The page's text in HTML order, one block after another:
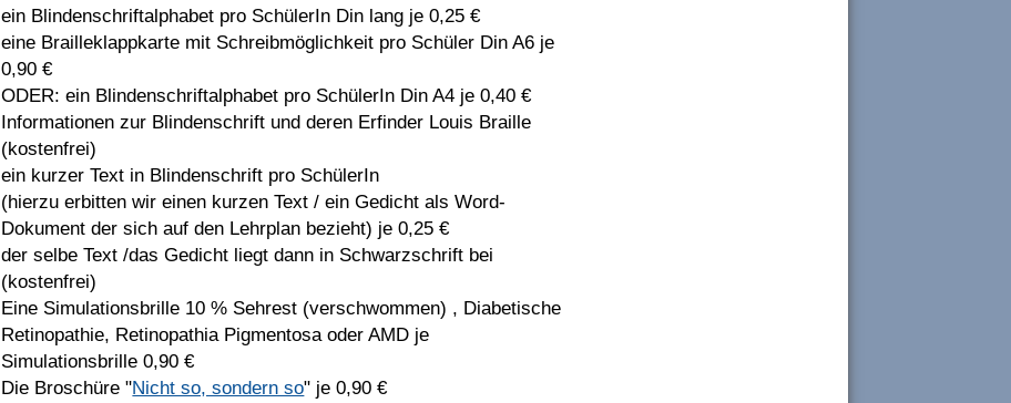
ein Blindenschriftalphabet pro SchülerIn Din lang je 0,25 €
eine Brailleklappkarte mit Schreibmöglichkeit pro Schüler Din A6 je
0,90 €
ODER: ein Blindenschriftalphabet pro SchülerIn Din A4 je 0,40 €
Informationen zur Blindenschrift und deren Erfinder Louis Braille
(kostenfrei)
ein kurzer Text in Blindenschrift pro SchülerIn
(hierzu erbitten wir einen kurzen Text / ein Gedicht als Word-
Dokument der sich auf den Lehrplan bezieht) je 0,25 €
der selbe Text /das Gedicht liegt dann in Schwarzschrift bei
(kostenfrei)
Eine Simulationsbrille 10 % Sehrest (verschwommen) , Diabetische
Retinopathie, Retinopathia Pigmentosa oder AMD je
Simulationsbrille 0,90 €
Die Broschüre "Nicht so, sondern so" je 0,90 €